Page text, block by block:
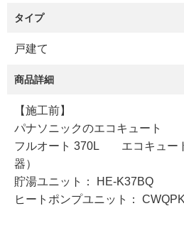
タイプ
戸建て
商品詳細
【施工前】
パナソニックのエコキュート
フルオート 370L エコキュー
器）
貯湯ユニット： HE-K37BQ
ヒートポンプユニット：